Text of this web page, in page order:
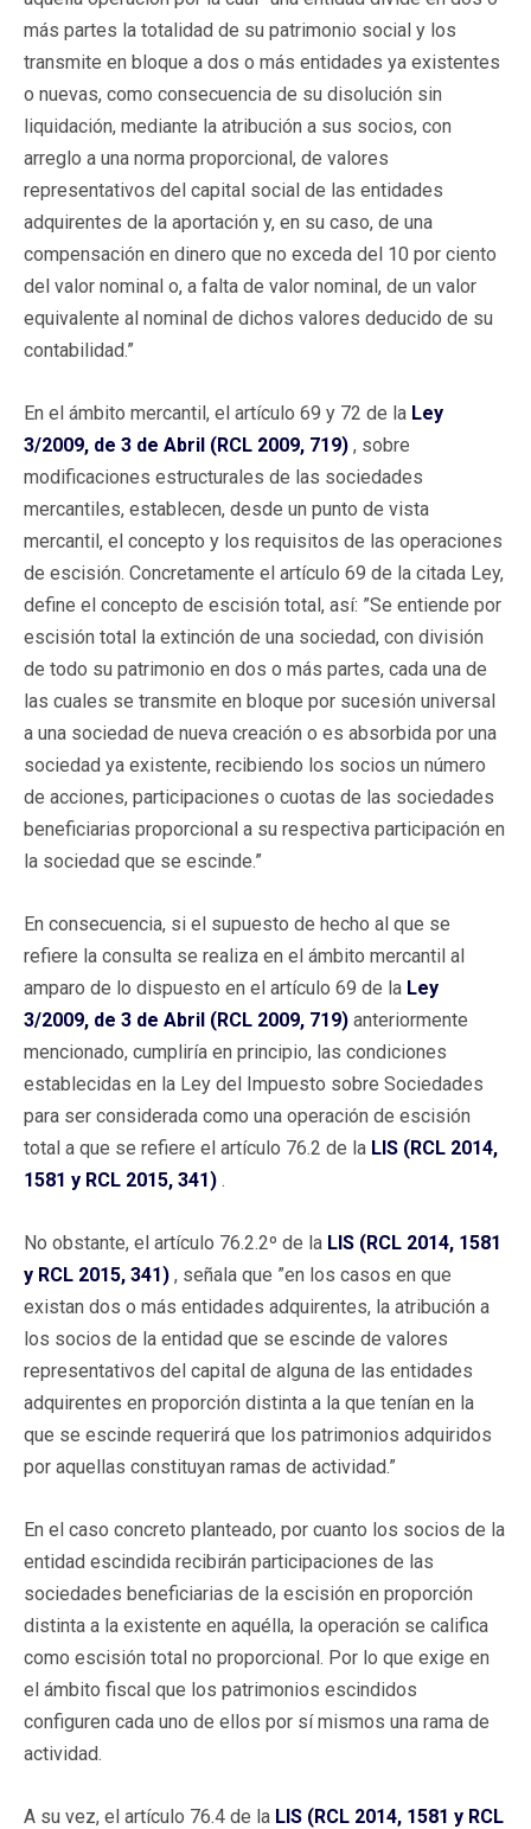
más partes la totalidad de su patrimonio social y los
transmite en bloque a dos o más entidades ya existentes
o nuevas, como consecuencia de su disolución sin
liquidación, mediante la atribución a sus socios, con
arreglo a una norma proporcional, de valores
representativos del capital social de las entidades
adquirentes de la aportación y, en su caso, de una
compensación en dinero que no exceda del 10 por ciento
del valor nominal o, a falta de valor nominal, de un valor
equivalente al nominal de dichos valores deducido de su
contabilidad.”
En el ámbito mercantil, el artículo 69 y 72 de la Ley
3/2009, de 3 de Abril (RCL 2009, 719) , sobre
modificaciones estructurales de las sociedades
mercantiles, establecen, desde un punto de vista
mercantil, el concepto y los requisitos de las operaciones
de escisión. Concretamente el artículo 69 de la citada Ley,
define el concepto de escisión total, así: ”Se entiende por
escisión total la extinción de una sociedad, con división
de todo su patrimonio en dos o más partes, cada una de
las cuales se transmite en bloque por sucesión universal
a una sociedad de nueva creación o es absorbida por una
sociedad ya existente, recibiendo los socios un número
de acciones, participaciones o cuotas de las sociedades
beneficiarias proporcional a su respectiva participación en
la sociedad que se escinde.”
En consecuencia, si el supuesto de hecho al que se
refiere la consulta se realiza en el ámbito mercantil al
amparo de lo dispuesto en el artículo 69 de la Ley
3/2009, de 3 de Abril (RCL 2009, 719) anteriormente
mencionado, cumpliría en principio, las condiciones
establecidas en la Ley del Impuesto sobre Sociedades
para ser considerada como una operación de escisión
total a que se refiere el artículo 76.2 de la LIS (RCL 2014,
1581 y RCL 2015, 341) .
No obstante, el artículo 76.2.2º de la LIS (RCL 2014, 1581
y RCL 2015, 341) , señala que ”en los casos en que
existan dos o más entidades adquirentes, la atribución a
los socios de la entidad que se escinde de valores
representativos del capital de alguna de las entidades
adquirentes en proporción distinta a la que tenían en la
que se escinde requerirá que los patrimonios adquiridos
por aquellas constituyan ramas de actividad.”
En el caso concreto planteado, por cuanto los socios de la
entidad escindida recibirán participaciones de las
sociedades beneficiarias de la escisión en proporción
distinta a la existente en aquélla, la operación se califica
como escisión total no proporcional. Por lo que exige en
el ámbito fiscal que los patrimonios escindidos
configuren cada uno de ellos por sí mismos una rama de
actividad.
A su vez, el artículo 76.4 de la LIS (RCL 2014, 1581 y RCL